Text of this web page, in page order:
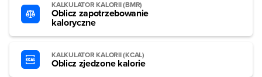
KALKULATOR KALORII (BMR)
Oblicz zapotrzebowanie
kaloryczne
KALKULATOR KALORII (KCAL)
Oblicz zjedzone kalorie